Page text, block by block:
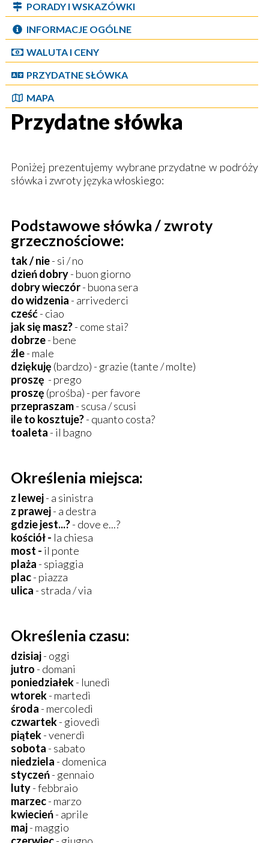
PORADY I WSKAZÓWKI
INFORMACJE OGÓLNE
WALUTA I CENY
PRZYDATNE SŁÓWKA
MAPA
Przydatne słówka
Poniżej prezentujemy wybrane przydatne w podróży
słówka i zwroty języka włoskiego:
Podstawowe słówka / zwroty
grzecznościowe:
tak / nie- si / no
dzień dobry- buon giorno
dobry wieczór- buona sera
do widzenia - arrivederci
cześć- ciao
jak się masz?- come stai?
dobrze- bene
źle- male
dziękuję (bardzo) - grazie (tante / molte)
proszę - prego
proszę (prośba) - per favore
przepraszam- scusa / scusi
ile to kosztuje?- quanto costa?
toaleta - il bagno
Określenia miejsca:
z lewej- a sinistra
z prawej- a destra
gdzie jest...?- dove e...?
kościół - la chiesa
most - il ponte
plaża - spiaggia
plac- piazza
ulica - strada / via
Określenia czasu:
dzisiaj- oggi
jutro - domani
poniedziałek- lunedì
wtorek- martedì
środa - mercoledì
czwartek- giovedì
piątek- venerdì
sobota - sabato
niedziela - domenica
styczeń- gennaio
luty- febbraio
marzec- marzo
kwiecień- aprile
maj- maggio